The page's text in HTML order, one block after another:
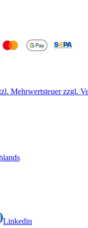
Mehrwertsteuer zzgl.
Linkedin